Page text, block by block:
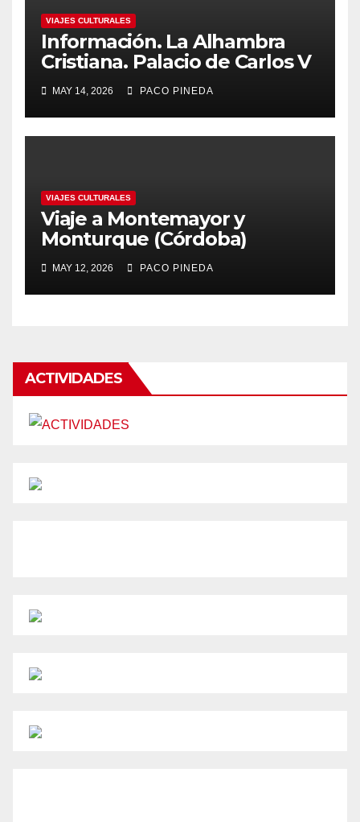
VIAJES CULTURALES
Información. La Alhambra
Cristiana. Palacio de Carlos V
MAY 14, 2026 PACO PINEDA
VIAJES CULTURALES
Viaje a Montemayor y
Monturque (Córdoba)
MAY 12, 2026 PACO PINEDA
ACTIVIDADES